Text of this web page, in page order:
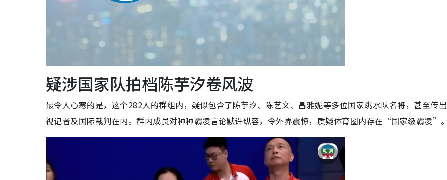
疑涉国家队拍档陈芋汐卷风波
最令人心寒的是，这个282人的群组内，疑似包含了陈芋汐、陈艺文、昌雅妮等多位国家跳水队名将，甚至传
视记者及国际裁判在内。群内成员对种种霸凌言论默许纵容，令外界震惊，质疑体育圈内存在“国家级霸凌”